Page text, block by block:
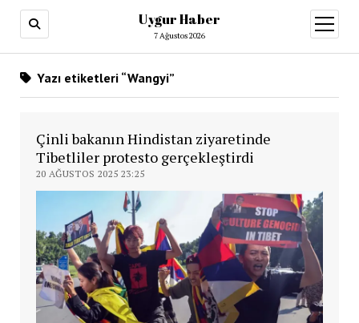
Uygur Haber
7 Ağustos 2026
aç
Yazı etiketleri “Wangyi”
Çinli bakanın Hindistan ziyaretinde
Tibetliler protesto gerçekleştirdi
20 AĞUSTOS 2025 23:25